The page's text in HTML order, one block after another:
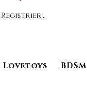
Lovetoys BDSM